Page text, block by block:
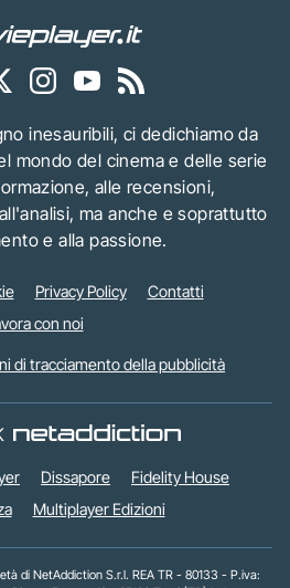
inesauribili, ci dedichiamo da
mondo del cinema e delle serie
alle recensioni,
ma anche e soprattutto
e alla passione.
Privacy Policy
Contatti
con noi
di tracciamento della pubblicità
Dissapore
Fidelity House
Multiplayer Edizioni
di NetAddiction S.r.l. REA TR - 80133 - P.iva: